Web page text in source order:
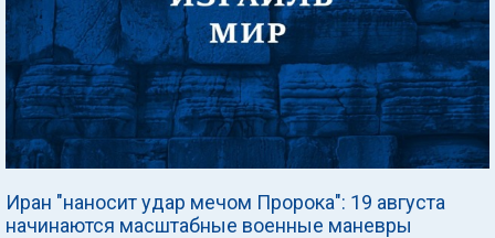
Иран "наносит удар мечом Пророка": 19 августа
начинаются масштабные военные маневры